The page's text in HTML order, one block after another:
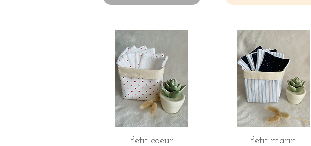
Aperçu rapide
Petit coeur Aperçu rapide
Petit marin